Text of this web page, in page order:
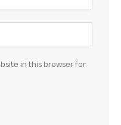
in this browser for